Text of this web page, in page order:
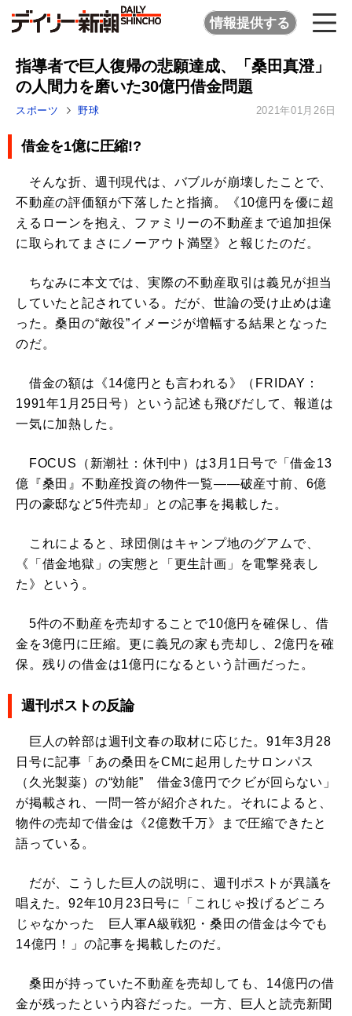
情報提供する
指導者で巨人復帰の悲願達成、「桑田真澄」
の人間力を磨いた30億円借金問題
スポーツ 野球 2021年01月26日
借金を1億に圧縮!?
そんな折、週刊現代は、バブルが崩壊したことで、
不動産の評価額が下落したと指摘。《10億円を優に超
えるローンを抱え、ファミリーの不動産まで追加担保
に取られてまさにノーアウト満塁》と報じたのだ。
ちなみに本文では、実際の不動産取引は義兄が担当
していたと記されている。だが、世論の受け止めは違
った。桑田の“敵役”イメージが増幅する結果となった
のだ。
借金の額は《14億円とも言われる》（FRIDAY：
1991年1月25日号）という記述も飛びだして、報道は
一気に加熱した。
FOCUS（新潮社：休刊中）は3月1日号で「借金13
億『桑田』不動産投資の物件一覧――破産寸前、6億
円の豪邸など5件売却」との記事を掲載した。
これによると、球団側はキャンプ地のグアムで、
《「借金地獄」の実態と「更生計画」を電撃発表し
た》という。
5件の不動産を売却することで10億円を確保し、借
金を3億円に圧縮。更に義兄の家も売却し、2億円を確
保。残りの借金は1億円になるという計画だった。
週刊ポストの反論
巨人の幹部は週刊文春の取材に応じた。91年3月28
日号に記事「あの桑田をCMに起用したサロンパス
（久光製薬）の“効能” 借金3億円でクビが回らない」
が掲載され、一問一答が紹介された。それによると、
物件の売却で借金は《2億数千万》まで圧縮できたと
語っている。
だが、こうした巨人の説明に、週刊ポストが異議を
唱えた。92年10月23日号に「これじゃ投げるどころ
じゃなかった 巨人軍A級戦犯・桑田の借金は今でも
14億円！」の記事を掲載したのだ。
桑田が持っていた不動産を売却しても、14億円の借
金が残ったという内容だった。一方、巨人と読売新聞